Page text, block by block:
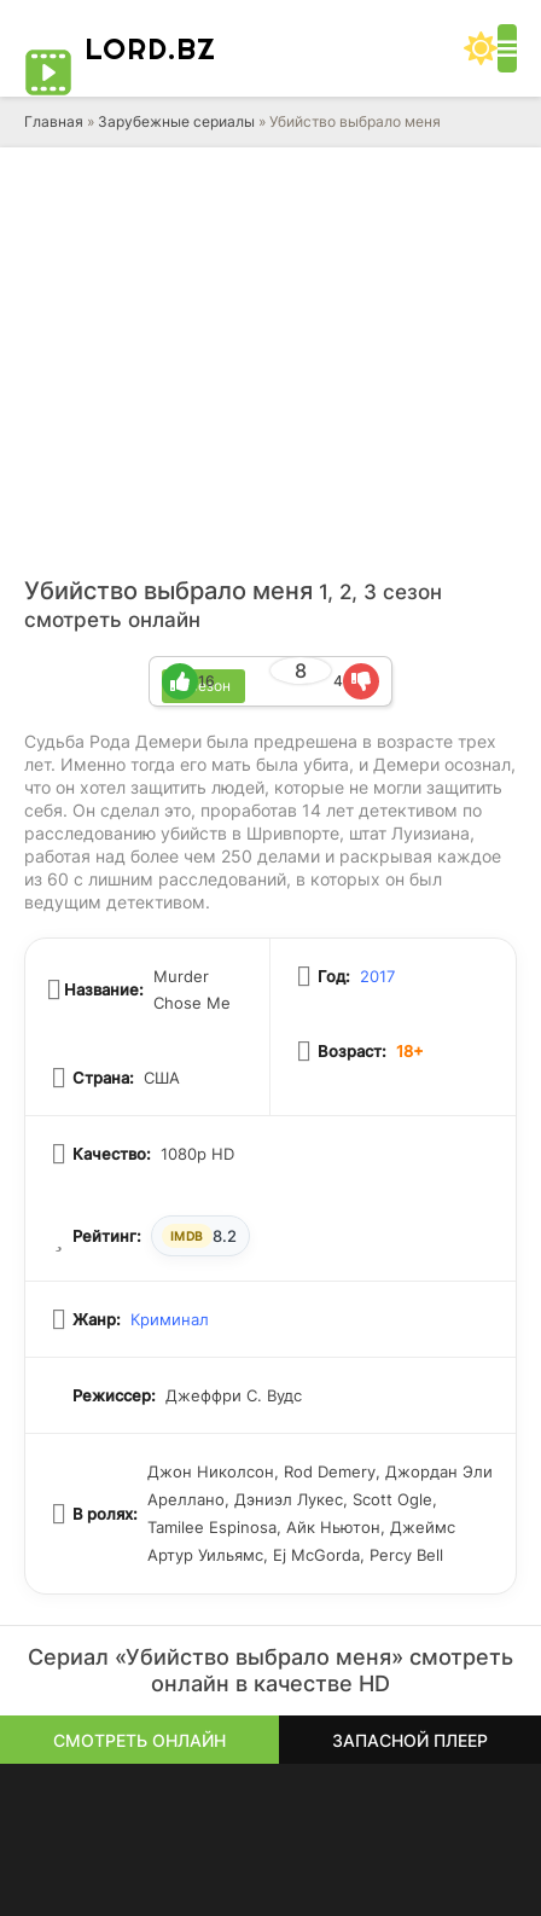
LORD.BZ
Главная » Зарубежные сериалы » Убийство выбрало меня
Убийство выбрало меня 1, 2, 3 сезон
смотреть онлайн
3 сезон
8
16 4
Судьба Рода Демери была предрешена в возрасте трех
лет. Именно тогда его мать была убита, и Демери осознал,
что он хотел защитить людей, которые не могли защитить
себя. Он сделал это, проработав 14 лет детективом по
расследованию убийств в Шривпорте, штат Луизиана,
работая над более чем 250 делами и раскрывая каждое
из 60 с лишним расследований, в которых он был
ведущим детективом.
Название:
Murder
Chose Me
Страна: США
Год: 2017
Возраст: 18+
Качество: 1080p HD
Рейтинг: IMDB 8.2
Жанр: Криминал
Режиссер: Джеффри С. Вудс
В ролях:
Джон Николсон, Rod Demery, Джордан Эли
Ареллано, Дэниэл Лукес, Scott Ogle,
Tamilee Espinosa, Айк Ньютон, Джеймс
Артур Уильямс, Ej McGorda, Percy Bell
Сериал «Убийство выбрало меня» смотреть
онлайн в качестве HD
СМОТРЕТЬ ОНЛАЙН ЗАПАСНОЙ ПЛЕЕР